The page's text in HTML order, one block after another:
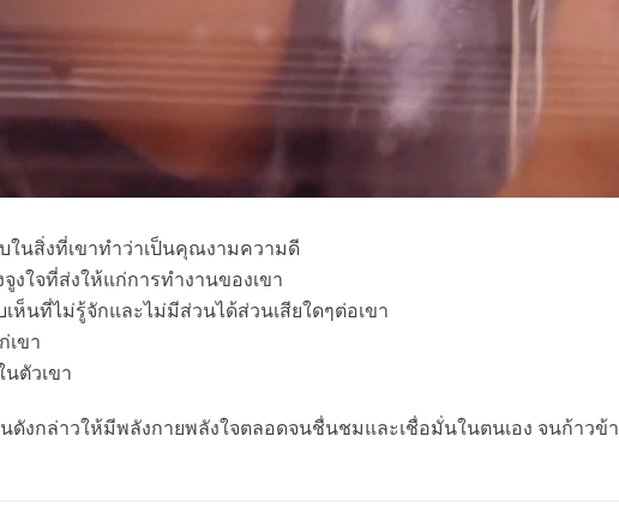
ในสิ่งที่เขาทำว่าเป็นคุณงามความดี
งใจที่ส่งให้แก่การทำงานของเขา
ห็นที่ไม่รู้จักและไม่มีส่วนได้ส่วนเสียใดๆต่อเขา
เขา
ตัวเขา
ดังกล่าวให้มีพลังกายพลังใจตลอดจนชื่นชมและเชื่อมั่นในตนเอง จนก้าวข้